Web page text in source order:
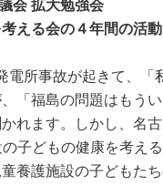
会 拡大勉強会
える会の４年間の活
所事故が起きて、「
「福島の問題はもう
れます。しかし、名
子どもの健康を考え
養護施設の子どもた